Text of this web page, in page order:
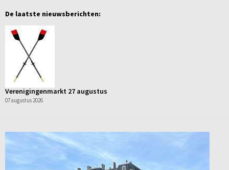
De laatste nieuwsberichten:
Verenigingenmarkt 27 augustus
07 augustus 2026